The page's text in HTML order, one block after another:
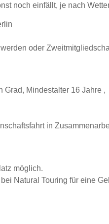
noch einfällt, je nach
oder
Grad, Mindestalter 16 Jahre ,
in
möglich.
Natural Touring für eine